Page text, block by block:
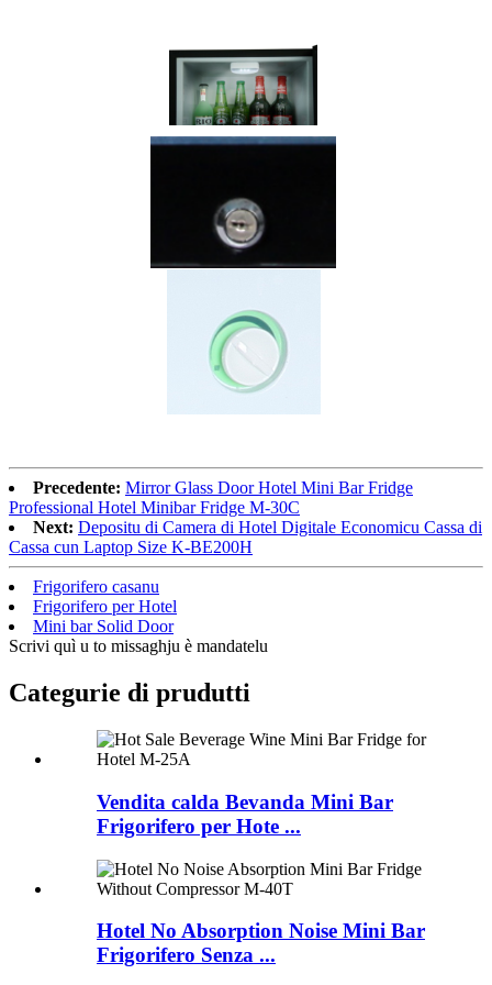
Precedente: Mirror Glass Door Hotel Mini Bar Fridge
Professional Hotel Minibar Fridge M-30C
Next: Depositu di Camera di Hotel Digitale Economicu Cassa di
Cassa cun Laptop Size K-BE200H
Frigorifero casanu
Frigorifero per Hotel
Mini bar Solid Door
Scrivi quì u to missaghju è mandatelu
Categurie di prudutti
Vendita calda Bevanda Mini Bar
Frigorifero per Hote ...
Hotel No Absorption Noise Mini Bar
Frigorifero Senza ...